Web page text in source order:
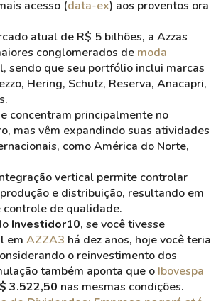
acesso (data-ex) aos proventos ora
atual de R$ 5 bilhões, a Azzas
conglomerados de moda
sendo que seu portfólio inclui marcas
Hering, Schutz, Reserva, Anacapri,
concentram principalmente no
mas vêm expandindo suas atividades
como América do Norte,
vertical permite controlar
e distribuição, resultando em
controle de qualidade.
Investidor10, se você tivesse
em AZZA3 há dez anos, hoje você teria
o reinvestimento dos
também aponta que o Ibovespa
3.522,50 nas mesmas condições.